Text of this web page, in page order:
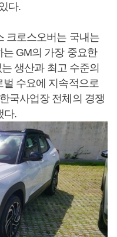
다.
크로스오버는 국내는
GM의 가장 중요한
생산과 최고 수준의
수요에 지속적으로
국사업장 전체의 경쟁
다.